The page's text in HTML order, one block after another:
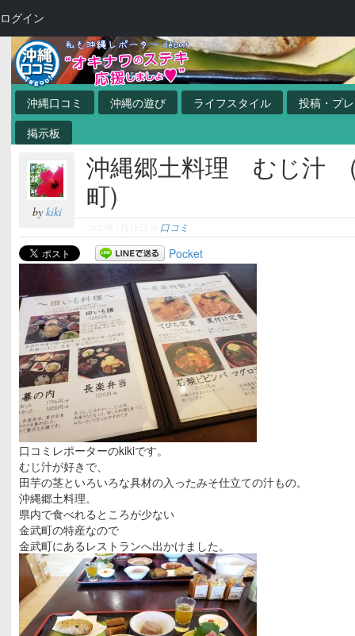
沖縄口コミ 沖縄の遊び ライフスタイル
投稿・プ
掲示板
by kiki
沖縄郷土料理 むじ汁
町)
口コミ
Pocket
口コミレポーターのkikiです。
むじ汁が好きで、
田芋の茎といろいろな具材の入ったみそ仕立ての汁もの。
沖縄郷土料理。
県内で食べれるところが少ない
金武町の特産なので
金武町にあるレストランへ出かけました。
ログイン